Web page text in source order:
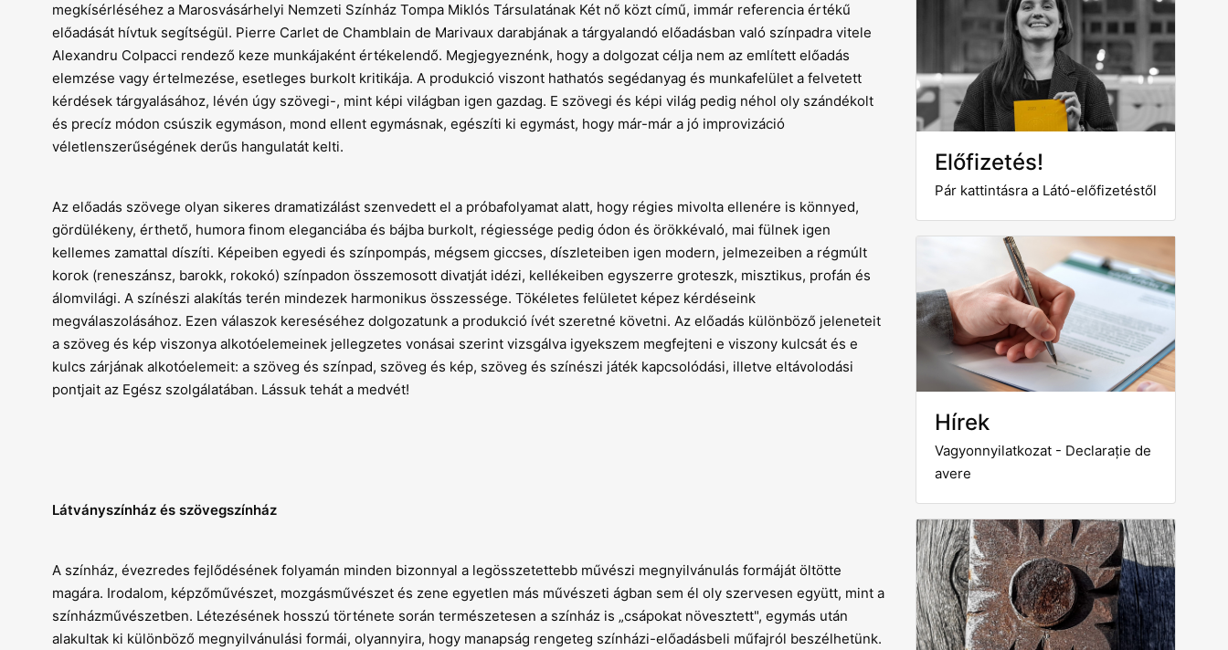
megkísérléséhez a Marosvásárhelyi Nemzeti Színház Tompa Miklós Társulatának Két nő közt című, immár referencia értékű
előadását hívtuk segítségül. Pierre Carlet de Chamblain de Marivaux darabjának a tárgyalandó előadásban való színpadra vitele
Alexandru Colpacci rendező keze munkájaként értékelendő. Megjegyeznénk, hogy a dolgozat célja nem az említett előadás
elemzése vagy értelmezése, esetleges burkolt kritikája. A produkció viszont hathatós segédanyag és munkafelület a felvetett
kérdések tárgyalásához, lévén úgy szövegi-, mint képi világban igen gazdag. E szövegi és képi világ pedig néhol oly szándékolt
és precíz módon csúszik egymáson, mond ellent egymásnak, egészíti ki egymást, hogy már-már a jó improvizáció
véletlenszerűségének derűs hangulatát kelti.
Az előadás szövege olyan sikeres dramatizálást szenvedett el a próbafolyamat alatt, hogy régies mivolta ellenére is könnyed,
gördülékeny, érthető, humora finom eleganciába és bájba burkolt, régiessége pedig ódon és örökkévaló, mai fülnek igen
kellemes zamattal díszíti. Képeiben egyedi és színpompás, mégsem giccses, díszleteiben igen modern, jelmezeiben a régmúlt
korok (reneszánsz, barokk, rokokó) színpadon összemosott divatját idézi, kellékeiben egyszerre groteszk, misztikus, profán és
álomvilági. A színészi alakítás terén mindezek harmonikus összessége. Tökéletes felületet képez kérdéseink
megválaszolásához. Ezen válaszok kereséséhez dolgozatunk a produkció ívét szeretné követni. Az előadás különböző jeleneteit
a szöveg és kép viszonya alkotóelemeinek jellegzetes vonásai szerint vizsgálva igyekszem megfejteni e viszony kulcsát és e
kulcs zárjának alkotóelemeit: a szöveg és színpad, szöveg és kép, szöveg és színészi játék kapcsolódási, illetve eltávolodási
pontjait az Egész szolgálatában. Lássuk tehát a medvét!
Látványszínház és szövegszínház
A színház, évezredes fejlődésének folyamán minden bizonnyal a legösszetettebb művészi megnyilvánulás formáját öltötte
magára. Irodalom, képzőművészet, mozgásművészet és zene egyetlen más művészeti ágban sem él oly szervesen együtt, mint a
színházművészetben. Létezésének hosszú története során természetesen a színház is „csápokat növesztett", egymás után
alakultak ki különböző megnyilvánulási formái, olyannyira, hogy manapság rengeteg színházi-előadásbeli műfajról beszélhetünk.
Előfizetés!
Pár kattintásra a Látó-előfizetéstől
Hírek
Vagyonnyilatkozat - Declarație de
avere